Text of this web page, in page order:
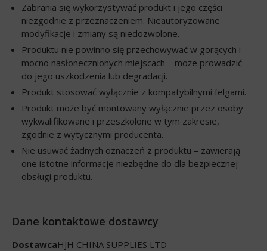
Zabrania się wykorzystywać produkt i jego części
niezgodnie z przeznaczeniem. Nieautoryzowane
modyfikacje i zmiany są niedozwolone.
Produktu nie powinno się przechowywać w gorących i
mocno nasłonecznionych miejscach – może prowadzić
do jego uszkodzenia lub degradacji.
Produkt stosować wyłącznie z kompatybilnymi felgami.
Produkt może być montowany wyłącznie przez osoby
wykwalifikowane i przeszkolone w tym zakresie,
zgodnie z wytycznymi producenta.
Nie usuwać żadnych oznaczeń z produktu – zawierają
one istotne informacje niezbędne do dla bezpiecznej
obsługi produktu.
Dane kontaktowe dostawcy
DostawcaHJH CHINA SUPPLIES LTD